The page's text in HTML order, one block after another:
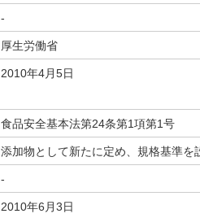
-
厚生労働省
2010年4月5日
食品安全基本法第24条第1項第1号
添加物として新たに定め、規格基準
-
2010年6月3日